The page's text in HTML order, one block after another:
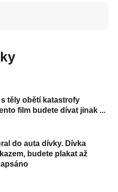
těly obětí katastrofy
film budete dívat jinak ...
do auta dívky. Dívka
budete plakat až